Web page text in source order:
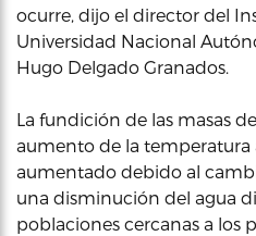
ocurre, dijo el director del
Universidad Nacional
Hugo Delgado Granados.
La fundición de las masas
aumento de la temperatura
aumentado debido al
una disminución del agua
poblaciones cercanas a los